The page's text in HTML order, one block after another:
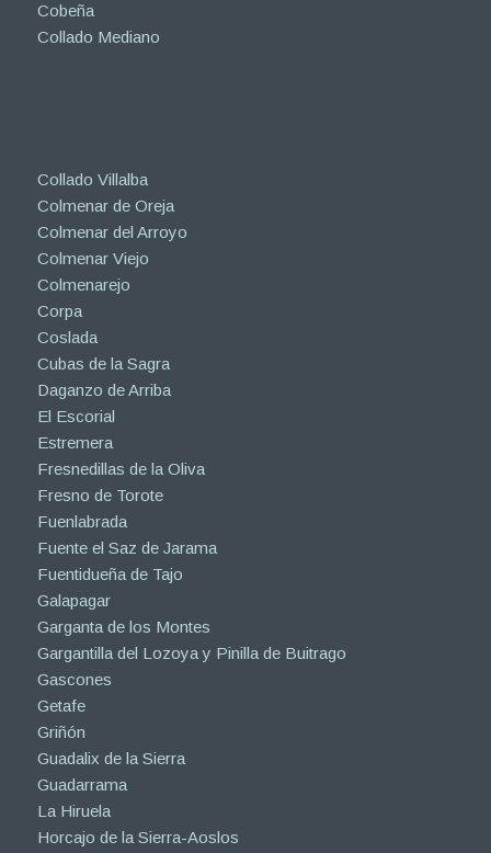
Cobeña
Collado Mediano
Collado Villalba
Colmenar de Oreja
Colmenar del Arroyo
Colmenar Viejo
Colmenarejo
Corpa
Coslada
Cubas de la Sagra
Daganzo de Arriba
El Escorial
Estremera
Fresnedillas de la Oliva
Fresno de Torote
Fuenlabrada
Fuente el Saz de Jarama
Fuentidueña de Tajo
Galapagar
Garganta de los Montes
Gargantilla del Lozoya y Pinilla de Buitrago
Gascones
Getafe
Griñón
Guadalix de la Sierra
Guadarrama
La Hiruela
Horcajo de la Sierra-Aoslos